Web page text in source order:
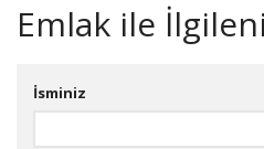
Emlak ile
İsminiz